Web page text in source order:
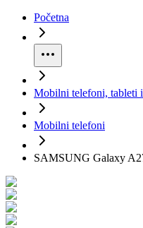
Početna
Mobilni telefoni, tableti
Mobilni telefoni
SAMSUNG Galaxy